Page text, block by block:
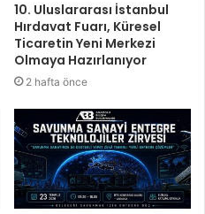
10. Uluslararası İstanbul
Hırdavat Fuarı, Küresel
Ticaretin Yeni Merkezi
Olmaya Hazırlanıyor
2 hafta önce